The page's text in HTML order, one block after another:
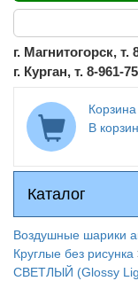
г. Магнитогорск, т.
г. Курган, т. 8-961-
Корзина
В
Каталог
Каталог
Воздушные шарики
Круглые без рисунка
СВЕТЛЫЙ (Glossy